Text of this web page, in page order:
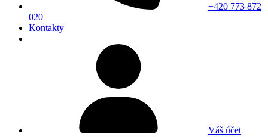
+420 773 872
020
Kontakty
Váš účet